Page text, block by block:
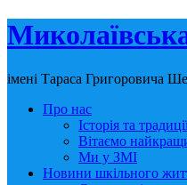
імені Тараса Григоровича
Про нас
Історія та
Вітаємо
Ми у ЗМІ
Новини шкільного